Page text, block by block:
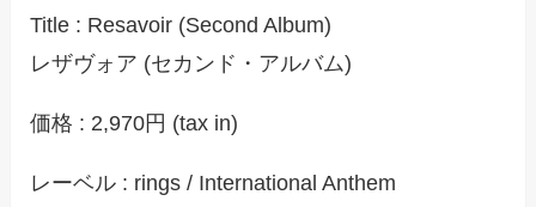
Title : Resavoir (Second Album)
レザヴォア (セカンド・アルバム)
価格 : 2,970円 (tax in)
レーベル : rings / International Anthem